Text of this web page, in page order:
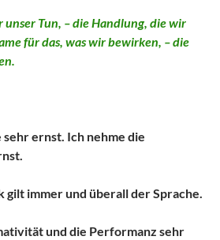
unser Tun, – die Handlung, die wir
für das, was wir bewirken, – die
ernst. Ich nehme die
gilt immer und überall der Sprache.
und die Performanz sehr